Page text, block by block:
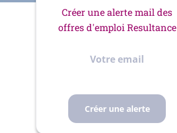
Créer une alerte mail des
offres d'emploi Resultance